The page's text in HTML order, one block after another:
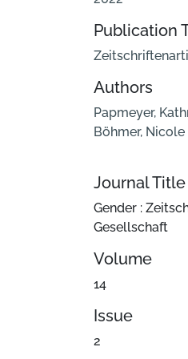
Publication
Authors
Papmeyer,
Böhmer, Nicole
Journal Title
Gender :
Gesellschaft
Volume
14
Issue
2